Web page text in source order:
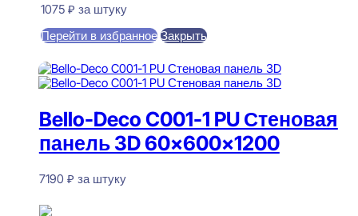
1075 ₽ за штуку
Перейти в избранное Закрыть
Bello-Deco C001-1 PU Стеновая
панель 3D 60x600x1200
7190 ₽ за штуку